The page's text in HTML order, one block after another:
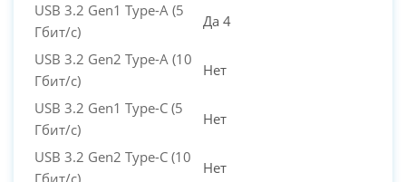
USB 3.2 Gen1 Type-A (5
Гбит/с)
Да 4
USB 3.2 Gen2 Type-A (10
Гбит/с)
Нет
USB 3.2 Gen1 Type-C (5
Гбит/с)
Нет
USB 3.2 Gen2 Type-C (10
Нет